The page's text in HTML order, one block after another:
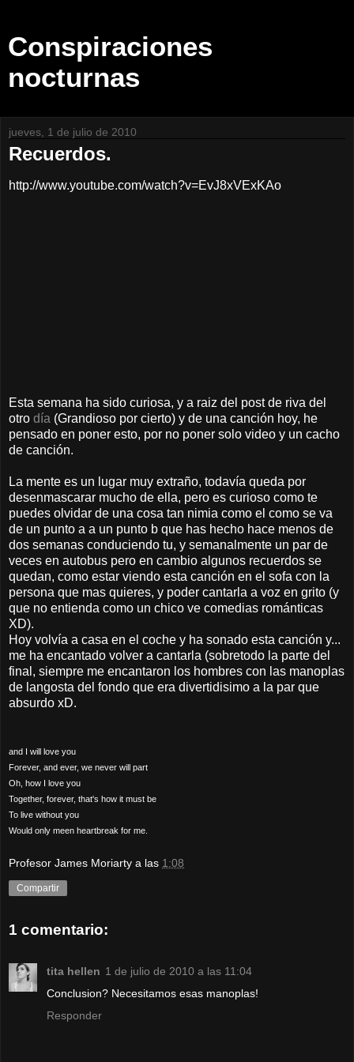
Conspiraciones
nocturnas
jueves, 1 de julio de 2010
Recuerdos.
http://www.youtube.com/watch?v=EvJ8xVExKAo
Esta semana ha sido curiosa, y a raiz del post de riva del
otro día (Grandioso por cierto) y de una canción hoy, he
pensado en poner esto, por no poner solo video y un cacho
de canción.
La mente es un lugar muy extraño, todavía queda por
desenmascarar mucho de ella, pero es curioso como te
puedes olvidar de una cosa tan nimia como el como se va
de un punto a a un punto b que has hecho hace menos de
dos semanas conduciendo tu, y semanalmente un par de
veces en autobus pero en cambio algunos recuerdos se
quedan, como estar viendo esta canción en el sofa con la
persona que mas quieres, y poder cantarla a voz en grito (y
que no entienda como un chico ve comedias románticas
XD).
Hoy volvía a casa en el coche y ha sonado esta canción y...
me ha encantado volver a cantarla (sobretodo la parte del
final, siempre me encantaron los hombres con las manoplas
de langosta del fondo que era divertidisimo a la par que
absurdo xD.
and I will love you
Forever, and ever, we never will part
Oh, how I love you
Together, forever, that's how it must be
To live without you
Would only meen heartbreak for me.
Profesor James Moriarty a las 1:08
Compartir
1 comentario:
tita hellen 1 de julio de 2010 a las 11:04
Conclusion? Necesitamos esas manoplas!
Responder